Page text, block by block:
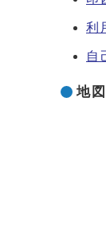
利
自
地図